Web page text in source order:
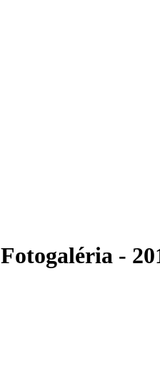
Fotogaléria -